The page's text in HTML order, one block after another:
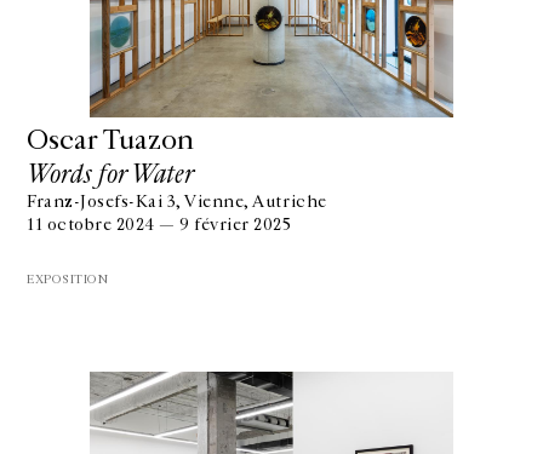
Oscar Tuazon
Words for Water
Franz-Josefs-Kai 3, Vienne, Autriche
11 octobre 2024 — 9 février 2025
EXPOSITION